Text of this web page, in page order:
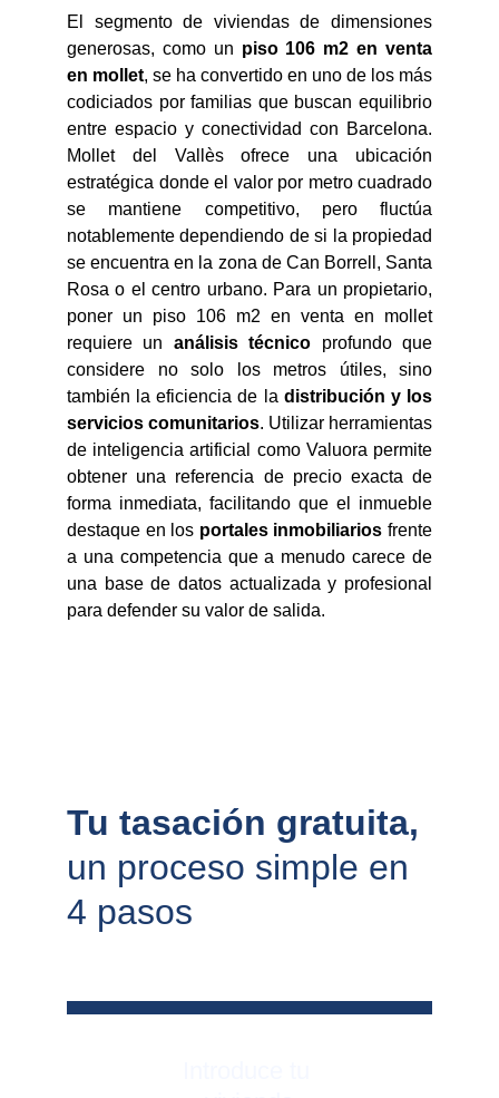
El segmento de viviendas de dimensiones
generosas, como un piso 106 m2 en venta
en mollet, se ha convertido en uno de los más
codiciados por familias que buscan equilibrio
entre espacio y conectividad con Barcelona.
Mollet del Vallès ofrece una ubicación
estratégica donde el valor por metro cuadrado
se mantiene competitivo, pero fluctúa
notablemente dependiendo de si la propiedad
se encuentra en la zona de Can Borrell, Santa
Rosa o el centro urbano. Para un propietario,
poner un piso 106 m2 en venta en mollet
requiere un análisis técnico profundo que
considere no solo los metros útiles, sino
también la eficiencia de la distribución y los
servicios comunitarios. Utilizar herramientas
de inteligencia artificial como Valuora permite
obtener una referencia de precio exacta de
forma inmediata, facilitando que el inmueble
destaque en los portales inmobiliariosfrente
a una competencia que a menudo carece de
una base de datos actualizada y profesional
para defender su valor de salida.
Tu tasación gratuita,
un proceso simple en
4 pasos